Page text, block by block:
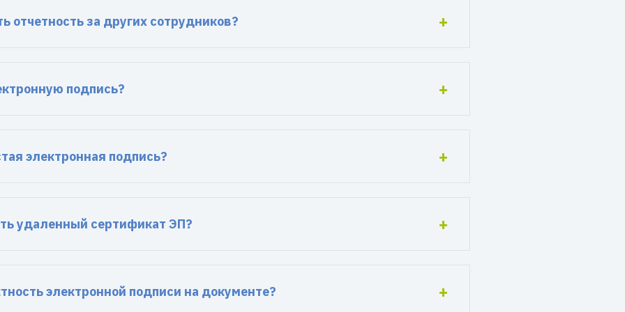
отчетность за других сотрудников?
подпись?
электронная подпись?
удаленный сертификат ЭП?
электронной подписи на документе?